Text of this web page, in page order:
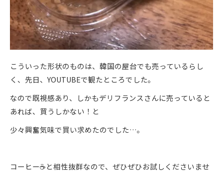
こういった形状のものは、韓国の屋台でも売っているらし
く、先日、YOUTUBEで観たところでした。
なので既視感あり、しかもデリフランスさんに売っていると
あれば、買うしかない！と
少々興奮気味で買い求めたのでした…。
コーヒー☕と相性抜群なので、ぜひぜひお試しくださいませ